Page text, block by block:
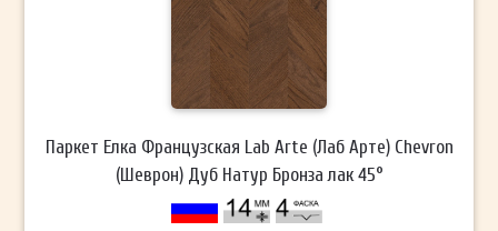
Паркет Елка Французская Lab Arte (Лаб Арте) Chevron
(Шеврон) Дуб Натур Бронза лак 45°